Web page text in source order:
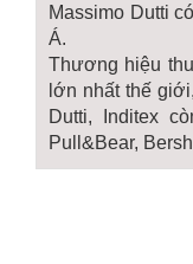
Massimo Dutti
Á.
Thương hiệu
lớn nhất thế
Dutti, Inditex
Pull&Bear,